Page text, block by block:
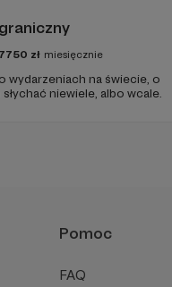
zł miesięcznie
wydarzeniach na świecie, o
niewiele, albo wcale.
Pomoc
FAQ